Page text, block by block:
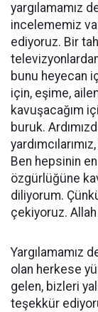
yargılamamız
incelememiz
ediyoruz. Bir
bunu heyecan
için, eşime,
kavuşacağım
buruk.
Ben hepsinin
özgürlüğüne
diliyorum.
çekiyoruz.
Yargılamamız
olan herkese
gelen, bizleri
teşekkür